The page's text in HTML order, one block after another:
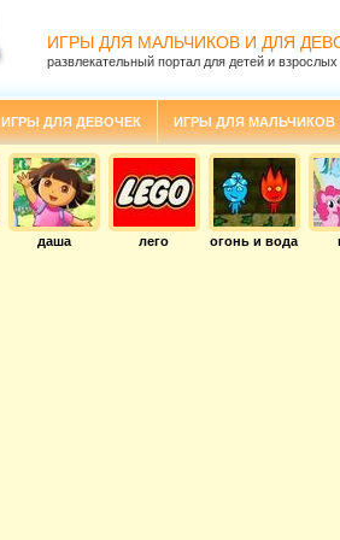
ИГРЫ ДЛЯ МАЛЬЧИКОВ И ДЛЯ
развлекательный портал для детей и взрослых
ИГРЫ ДЛЯ ДЕВОЧЕК ИГРЫ ДЛЯ МАЛЬЧИКОВ
даша лего огонь и вода